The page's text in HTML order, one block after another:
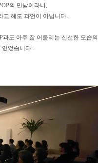
의 만남이라니,
고 해도 과언이 아닙니다.
도 아주 잘 어울리는 신선한 모습의
있었습니다.